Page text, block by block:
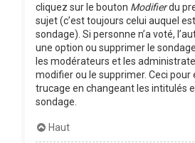
cliquez sur le bouton Modifierdu
sujet (c’est toujours celui auquel
sondage). Si personne n’a voté,
une option ou supprimer le
les modérateurs et les
modifier ou le supprimer. Ceci pour
trucage en changeant les intitulés
sondage.
Haut